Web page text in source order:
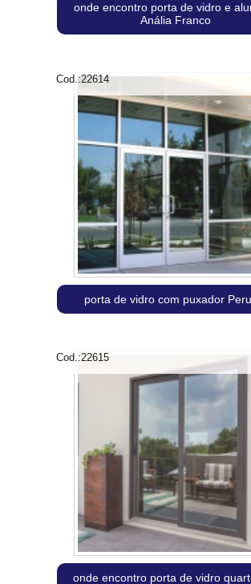
onde encontro porta de vidro e
Anália Franco
Cod.:22614
porta de vidro com puxador
Cod.:22615
onde encontro porta de vidro